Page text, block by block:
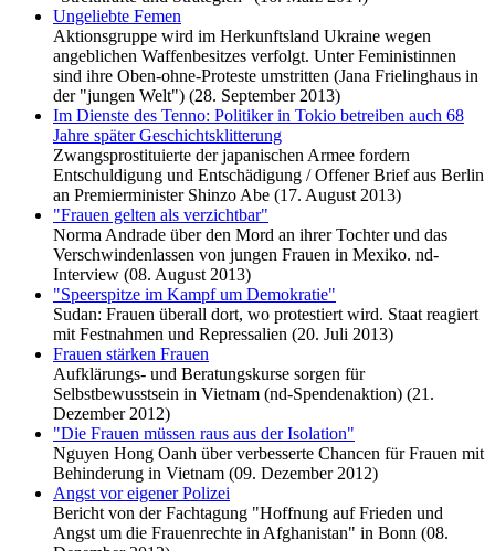
Ungeliebte Femen
Aktionsgruppe wird im Herkunftsland Ukraine wegen
angeblichen Waffenbesitzes verfolgt. Unter Feministinnen
sind ihre Oben-ohne-Proteste umstritten (Jana Frielinghaus in
der "jungen Welt") (28. September 2013)
Im Dienste des Tenno: Politiker in Tokio betreiben auch 68
Jahre später Geschichtsklitterung
Zwangsprostituierte der japanischen Armee fordern
Entschuldigung und Entschädigung / Offener Brief aus Berlin
an Premierminister Shinzo Abe (17. August 2013)
"Frauen gelten als verzichtbar"
Norma Andrade über den Mord an ihrer Tochter und das
Verschwindenlassen von jungen Frauen in Mexiko. nd-
Interview (08. August 2013)
"Speerspitze im Kampf um Demokratie"
Sudan: Frauen überall dort, wo protestiert wird. Staat reagiert
mit Festnahmen und Repressalien (20. Juli 2013)
Frauen stärken Frauen
Aufklärungs- und Beratungskurse sorgen für
Selbstbewusstsein in Vietnam (nd-Spendenaktion) (21.
Dezember 2012)
"Die Frauen müssen raus aus der Isolation"
Nguyen Hong Oanh über verbesserte Chancen für Frauen mit
Behinderung in Vietnam (09. Dezember 2012)
Angst vor eigener Polizei
Bericht von der Fachtagung "Hoffnung auf Frieden und
Angst um die Frauenrechte in Afghanistan" in Bonn (08.